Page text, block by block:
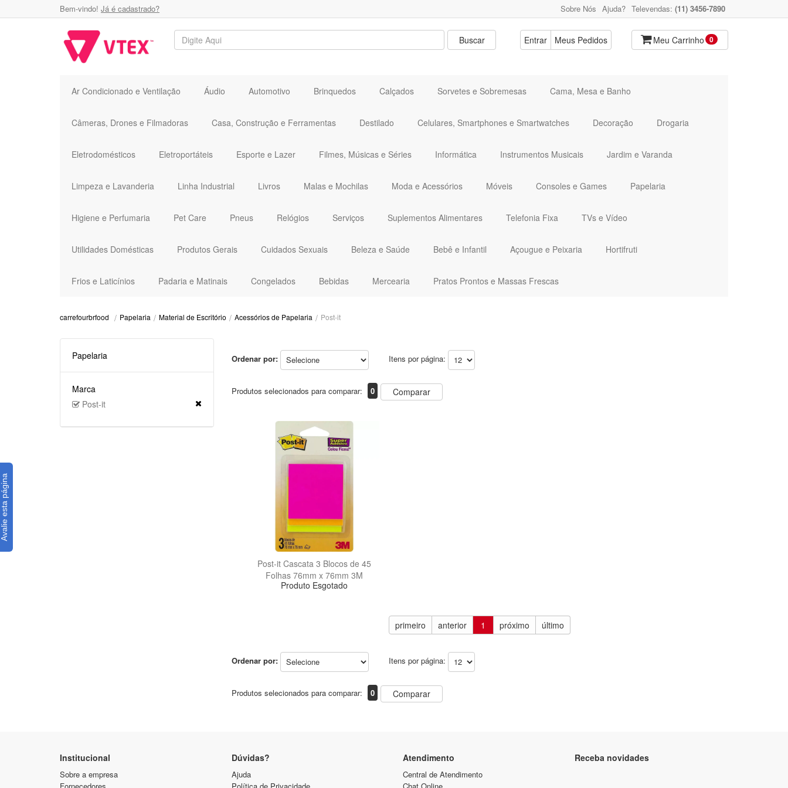
Bem-vindo! Já é cadastrado? Sobre Nós Ajuda? Televendas: (11) 3456-7890
Entrar Meus Pedidos Meu Carrinho 0
Ar Condicionado e Ventilação Áudio Automotivo Brinquedos Calçados Sorvetes e Sobremesas Cama, Mesa e Banho
Câmeras, Drones e Filmadoras Casa, Construção e Ferramentas Destilado Celulares, Smartphones e Smartwatches Decoração Drogaria
Eletrodomésticos Eletroportáteis Esporte e Lazer Filmes, Músicas e Séries Informática Instrumentos Musicais Jardim e Varanda
Limpeza e Lavanderia Linha Industrial Livros Malas e Mochilas Moda e Acessórios Móveis Consoles e Games Papelaria
Higiene e Perfumaria Pet Care Pneus Relógios Serviços Suplementos Alimentares Telefonia Fixa TVs e Vídeo
Utilidades Domésticas Produtos Gerais Cuidados Sexuais Beleza e Saúde Bebê e Infantil Açougue e Peixaria Hortifruti
Frios e Laticínios Padaria e Matinais Congelados Bebidas Mercearia Pratos Prontos e Massas Frescas
carrefourbrfood Papelaria Material de Escritório Acessórios de Papelaria Post-it
Papelaria
Marca
Post-it
Ordenar por: Itens por página:
Produtos selecionados para comparar: 0 Comparar
Post-it Cascata 3 Blocos de 45
Folhas 76mm x 76mm 3M
Produto Esgotado
primeiro anterior 1 próximo último
Ordenar por: Itens por página:
Produtos selecionados para comparar: 0 Comparar
Institucional
Sobre a empresa
Dúvidas?
Ajuda
Atendimento
Central de Atendimento
Receba novidades